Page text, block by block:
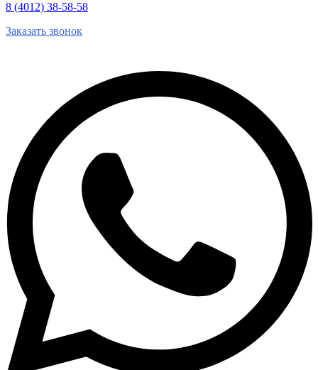
8 (4012) 38-58-58
Заказать звонок